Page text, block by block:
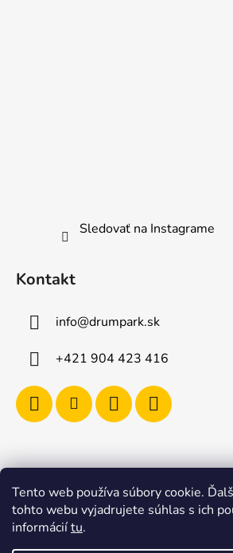
Tento web používa súbory cookie.
tohto webu vyjadrujete súhlas s ich
informáciítu.
Sledovať na Instagrame
Kontakt
info@drumpark.sk
+421 904 423 416
Navštívte aj e-shop s etnickými
Drumbla.sk |
Tento web upravil onRock Design –
naplníme váš e-shop